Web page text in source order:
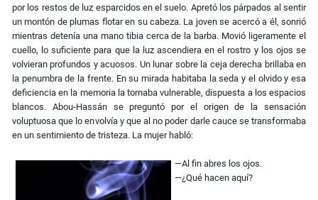
por los restos de luz esparcidos en el suelo. Apretó los párpados al sentir
un montón de plumas flotar en su cabeza. La joven se acercó a él, sonrió
mientras detenía una mano tibia cerca de la barba. Movió ligeramente el
cuello, lo suficiente para que la luz ascendiera en el rostro y los ojos se
volvieran profundos y acuosos. Un lunar sobre la ceja derecha brillaba en
la penumbra de la frente. En su mirada habitaba la seda y el olvido y esa
deficiencia en la memoria la tornaba vulnerable, dispuesta a los espacios
blancos. Abou-Hassán se preguntó por el origen de la sensación
voluptuosa que lo envolvía y que al no poder darle cauce se transformaba
en un sentimiento de tristeza. La mujer habló:
—Al fin abres los ojos.
—¿Qué hacen aquí?